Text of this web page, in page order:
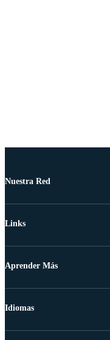
Nuestra Red
Links
Aprender Más
Idiomas